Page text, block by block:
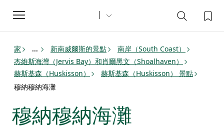
Toggle
navigation
家 ... 新南威爾斯的景點
南岸（South Coast）
杰維斯海灣（Jervis Bay）和肖爾黑文（Shoalhaven）
赫斯基森（Huskisson）
赫斯基森（Huskisson） 景點
穆納穆納海灘
穆納穆納海灘